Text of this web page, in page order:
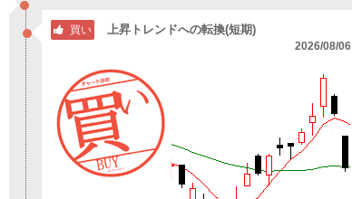
買い 上昇トレンドへの転換(短期)
2026/08/06